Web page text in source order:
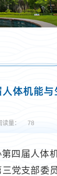
体机能
读量： 78
四届人体
党支部委